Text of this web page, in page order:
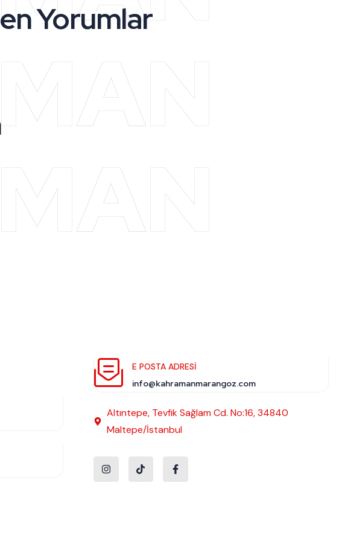
Yorumlar
E POSTA ADRESI
info@kahramanmarangoz.com
Altıntepe, Tevfik Sağlam Cd. No:16, 34840
Maltepe/İstanbul